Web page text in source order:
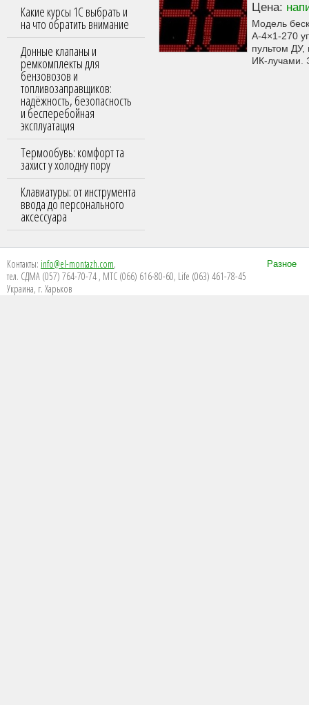
Какие курсы 1С выбрать и
на что обратить внимание
Донные клапаны и
ремкомплекты для
бензовозов и
топливозаправщиков:
надёжность, безопасность
и бесперебойная
эксплуатация
Термообувь: комфорт та
захист у холодну пору
Клавиатуры: от инструмента
ввода до персонального
аксессуара
Цена:
Модель
А-4×1-270
пультом
ИК-лучами.
Контакты: info@el-montazh.com,
тел. СДМА (057) 764-70-74 , МТС (066) 616-80-60, Life (063) 461-78-45
Украина, г. Харьков
Разное